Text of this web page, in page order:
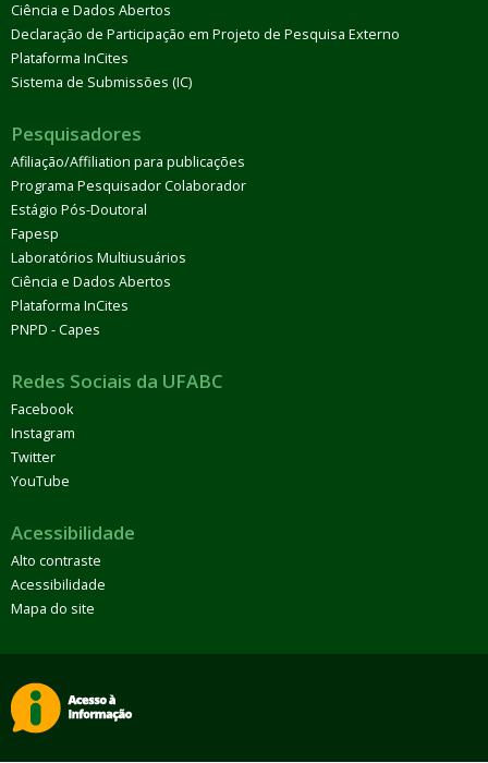
Ciência e Dados Abertos
Declaração de Participação em Projeto de Pesquisa Externo
Plataforma InCites
Sistema de Submissões (IC)
Pesquisadores
Afiliação/Affiliation para publicações
Programa Pesquisador Colaborador
Estágio Pós-Doutoral
Fapesp
Laboratórios Multiusuários
Ciência e Dados Abertos
Plataforma InCites
PNPD - Capes
Redes Sociais da UFABC
Facebook
Instagram
Twitter
YouTube
Acessibilidade
Alto contraste
Acessibilidade
Mapa do site